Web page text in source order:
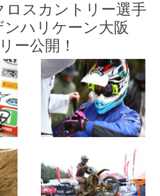
ロスカントリー選手
ハリケーン大阪
ー公開！